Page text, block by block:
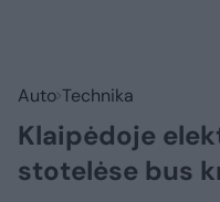
Auto Technika
Klaipėdoje
stotelėse bus